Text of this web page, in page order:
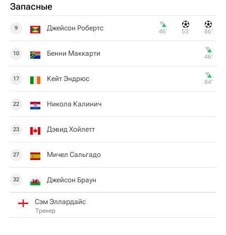
Запасные
9 Джейсон Робертс 46‎’‎ 53‎’‎ 86‎’‎
10 Бенни Маккарти 46‎’‎
17 Кейт Эндрюс 84‎’‎
22 Никола Калинич
23 Дэвид Хойлетт
27 Мичел Сальгадо
32 Джейсон Браун
Сэм Эллардайс
Тренер